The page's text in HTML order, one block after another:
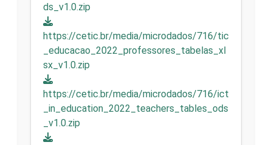
ds_v1.0.zip
https://cetic.br/media/microdados/716/tic
_educacao_2022_professores_tabelas_xl
sx_v1.0.zip
https://cetic.br/media/microdados/716/ict
_in_education_2022_teachers_tables_ods
_v1.0.zip